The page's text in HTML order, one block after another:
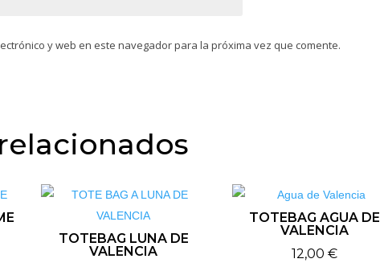
y web en este navegador para la próxima vez que comente.
TOTEBAG LUNA DE
VALENCIA
TOTEBAG AGUA DE
VALENCIA
12,00€